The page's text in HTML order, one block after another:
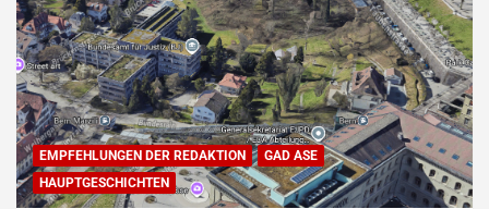
EMPFEHLUNGEN DER REDAKTION
GAD ASE
HAUPTGESCHICHTEN